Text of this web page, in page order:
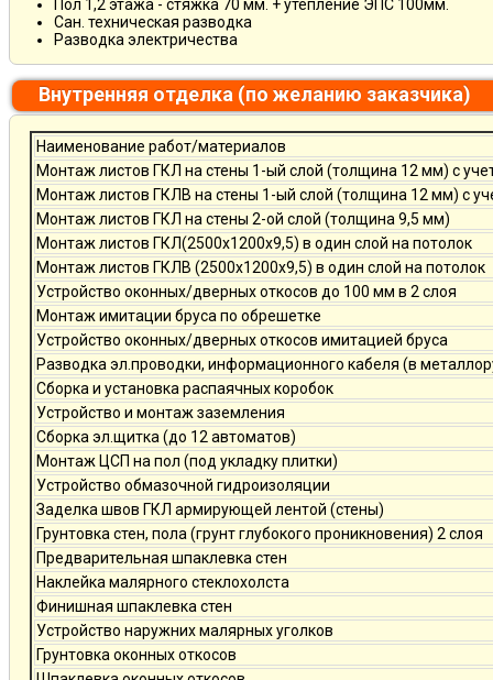
Пол 1,2 этажа - стяжка 70 мм. + утепление ЭПС 100мм.
Сан. техническая разводка
Разводка электричества
Внутренняя отделка (по желанию заказчика)
Наименование работ/материалов
Монтаж листов ГКЛ на стены 1-ый слой (толщина 12 мм) с
Монтаж листов ГКЛВ на стены 1-ый слой (толщина 12 мм) с
Монтаж листов ГКЛ на стены 2-ой слой (толщина 9,5 мм)
Монтаж листов ГКЛ(2500х1200х9,5) в один слой на потолок
Монтаж листов ГКЛВ (2500х1200х9,5) в один слой на потолок
Устройство оконных/дверных откосов до 100 мм в 2 слоя
Монтаж имитации бруса по обрешетке
Устройство оконных/дверных откосов имитацией бруса
Разводка эл.проводки, информационного кабеля (в
Сборка и установка распаячных коробок
Устройство и монтаж заземления
Сборка эл.щитка (до 12 автоматов)
Монтаж ЦСП на пол (под укладку плитки)
Устройство обмазочной гидроизоляции
Заделка швов ГКЛ армирующей лентой (стены)
Грунтовка стен, пола (грунт глубокого проникновения) 2 слоя
Предварительная шпаклевка стен
Наклейка малярного стеклохолста
Финишная шпаклевка стен
Устройство наружних малярных уголков
Грунтовка оконных откосов